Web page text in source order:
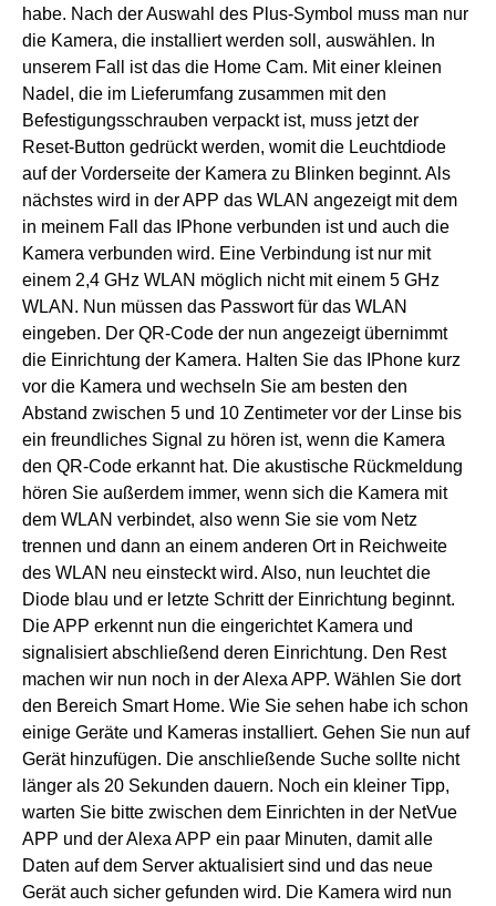
habe. Nach der Auswahl des Plus-Symbol muss man nur
die Kamera, die installiert werden soll, auswählen. In
unserem Fall ist das die Home Cam. Mit einer kleinen
Nadel, die im Lieferumfang zusammen mit den
Befestigungsschrauben verpackt ist, muss jetzt der
Reset-Button gedrückt werden, womit die Leuchtdiode
auf der Vorderseite der Kamera zu Blinken beginnt. Als
nächstes wird in der APP das WLAN angezeigt mit dem
in meinem Fall das IPhone verbunden ist und auch die
Kamera verbunden wird. Eine Verbindung ist nur mit
einem 2,4 GHz WLAN möglich nicht mit einem 5 GHz
WLAN. Nun müssen das Passwort für das WLAN
eingeben. Der QR-Code der nun angezeigt übernimmt
die Einrichtung der Kamera. Halten Sie das IPhone kurz
vor die Kamera und wechseln Sie am besten den
Abstand zwischen 5 und 10 Zentimeter vor der Linse bis
ein freundliches Signal zu hören ist, wenn die Kamera
den QR-Code erkannt hat. Die akustische Rückmeldung
hören Sie außerdem immer, wenn sich die Kamera mit
dem WLAN verbindet, also wenn Sie sie vom Netz
trennen und dann an einem anderen Ort in Reichweite
des WLAN neu einsteckt wird. Also, nun leuchtet die
Diode blau und er letzte Schritt der Einrichtung beginnt.
Die APP erkennt nun die eingerichtet Kamera und
signalisiert abschließend deren Einrichtung. Den Rest
machen wir nun noch in der Alexa APP. Wählen Sie dort
den Bereich Smart Home. Wie Sie sehen habe ich schon
einige Geräte und Kameras installiert. Gehen Sie nun auf
Gerät hinzufügen. Die anschließende Suche sollte nicht
länger als 20 Sekunden dauern. Noch ein kleiner Tipp,
warten Sie bitte zwischen dem Einrichten in der NetVue
APP und der Alexa APP ein paar Minuten, damit alle
Daten auf dem Server aktualisiert sind und das neue
Gerät auch sicher gefunden wird. Die Kamera wird nun